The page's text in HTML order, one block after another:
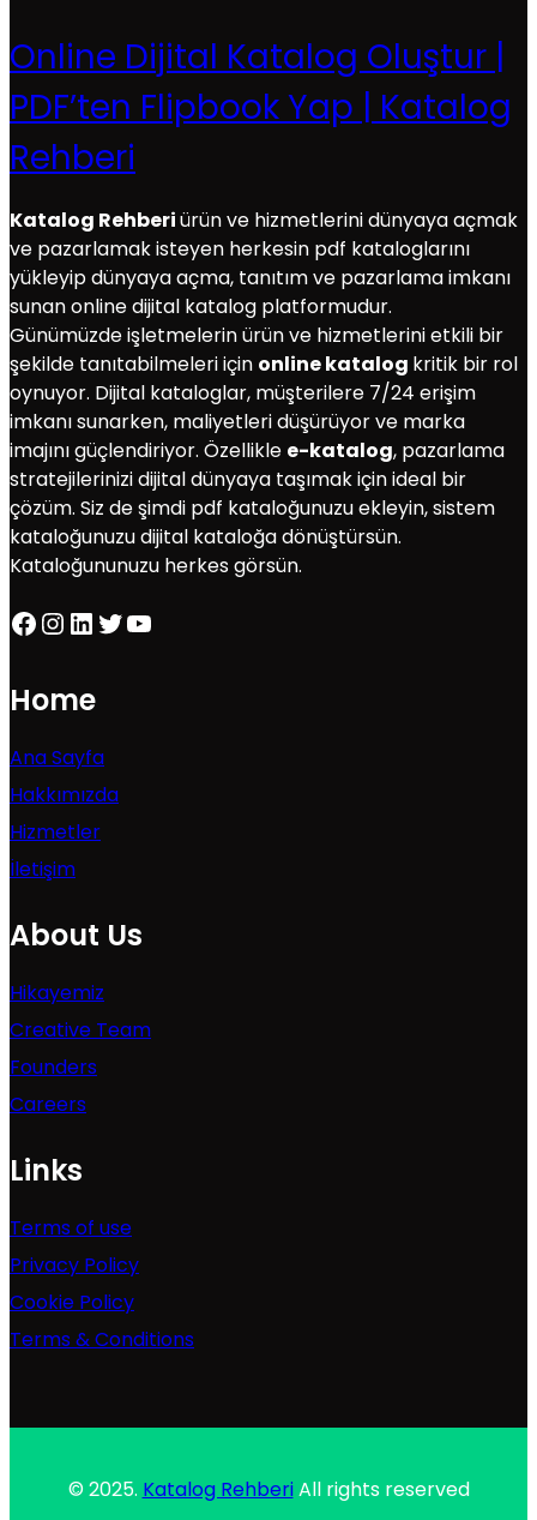
Online Dijital Katalog Oluştur |
PDF’ten Flipbook Yap | Katalog
Rehberi
Katalog Rehberiürün ve hizmetlerini dünyaya açmak
ve pazarlamak isteyen herkesin pdf kataloglarını
yükleyip dünyaya açma, tanıtım ve pazarlama imkanı
sunan online dijital katalog platformudur.
Günümüzde işletmelerin ürün ve hizmetlerini etkili bir
şekilde tanıtabilmeleri için online katalog kritik bir rol
oynuyor. Dijital kataloglar, müşterilere 7/24 erişim
imkanı sunarken, maliyetleri düşürüyor ve marka
imajını güçlendiriyor. Özellikle e-katalog, pazarlama
stratejilerinizi dijital dünyaya taşımak için ideal bir
çözüm. Siz de şimdi pdf kataloğunuzu ekleyin, sistem
kataloğunuzu dijital kataloğa dönüştürsün.
Kataloğununuzu herkes görsün.
Facebook InstagramLinkedIn Twitter YouTube
Home
Ana Sayfa
Hakkımızda
Hizmetler
İletişim
About Us
Hikayemiz
Creative Team
Founders
Careers
Links
Terms of use
Privacy Policy
Cookie Policy
Terms & Conditions
© 2025. Katalog RehberiAll rights reserved